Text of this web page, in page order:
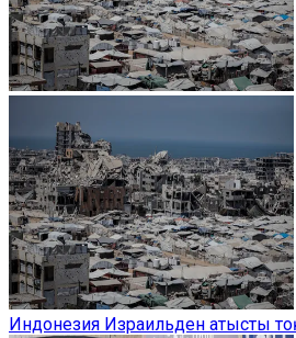
Индонезия Израильден атысты